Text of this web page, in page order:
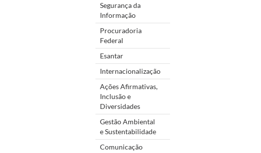
Segurança da
Informação
Procuradoria
Federal
Esantar
Internacionalização
Ações Afirmativas,
Inclusão e
Diversidades
Gestão Ambiental
e Sustentabilidade
Comunicação